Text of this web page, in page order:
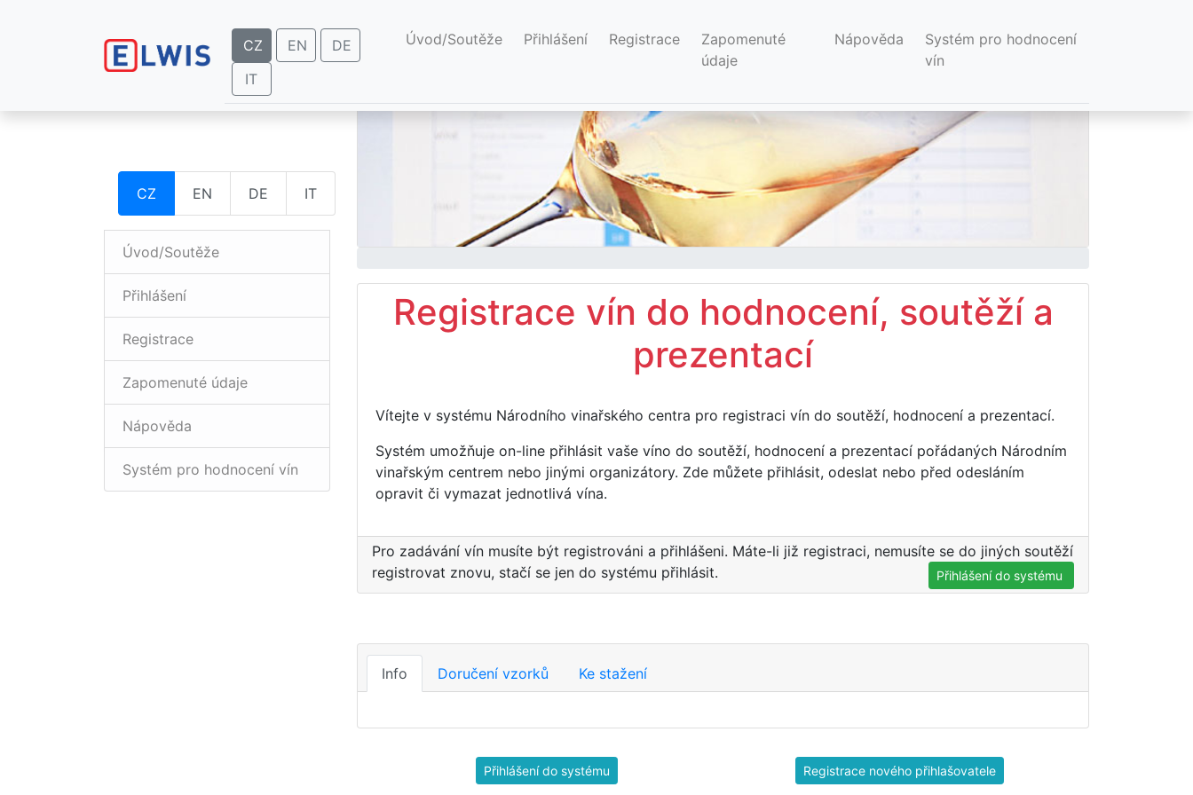
CZ EN
DE
IT
Úvod/Soutěže(current)
Přihlášení Registrace
Zapomenuté
údaje
Nápověda
Systém pro hodnocení
vín
CZ EN DE IT
Úvod/Soutěže
Přihlášení
Registrace
Zapomenuté údaje
Nápověda
Systém pro hodnocení vín
Registrace vín do hodnocení, soutěží a
prezentací
Vítejte v systému Národního vinařského centra pro registraci vín do soutěží, hodnocení a prezentací.
Systém umožňuje on-line přihlásit vaše víno do soutěží, hodnocení a prezentací pořádaných Národním
vinařským centrem nebo jinými organizátory. Zde můžete přihlásit, odeslat nebo před odesláním
opravit či vymazat jednotlivá vína.
Pro zadávání vín musíte být registrováni a přihlášeni. Máte-li již registraci, nemusíte se do jiných soutěží
registrovat znovu, stačí se jen do systému přihlásit.
Přihlášení do systému
Info Doručení vzorků Ke stažení
Přihlášení do systému Registrace nového přihlašovatele